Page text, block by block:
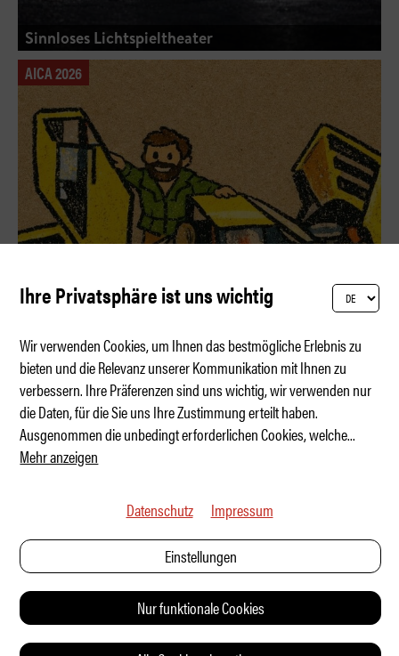
Sinnloses Lichtspieltheater
AICA 2026
Welche Marke baut die besten Sportwagen?
Ihre Privatsphäre ist uns wichtig
Wir verwenden Cookies, um Ihnen das bestmögliche Erlebnis zu
bieten und die Relevanz unserer Kommunikation mit Ihnen zu
verbessern. Ihre Präferenzen sind uns wichtig, wir verwenden nur
die Daten, für die Sie uns Ihre Zustimmung erteilt haben.
Ausgenommen die unbedingt erforderlichen Cookies, welche...
Mehr anzeigen
Datenschutz Impressum
Einstellungen
Nur funktionale Cookies